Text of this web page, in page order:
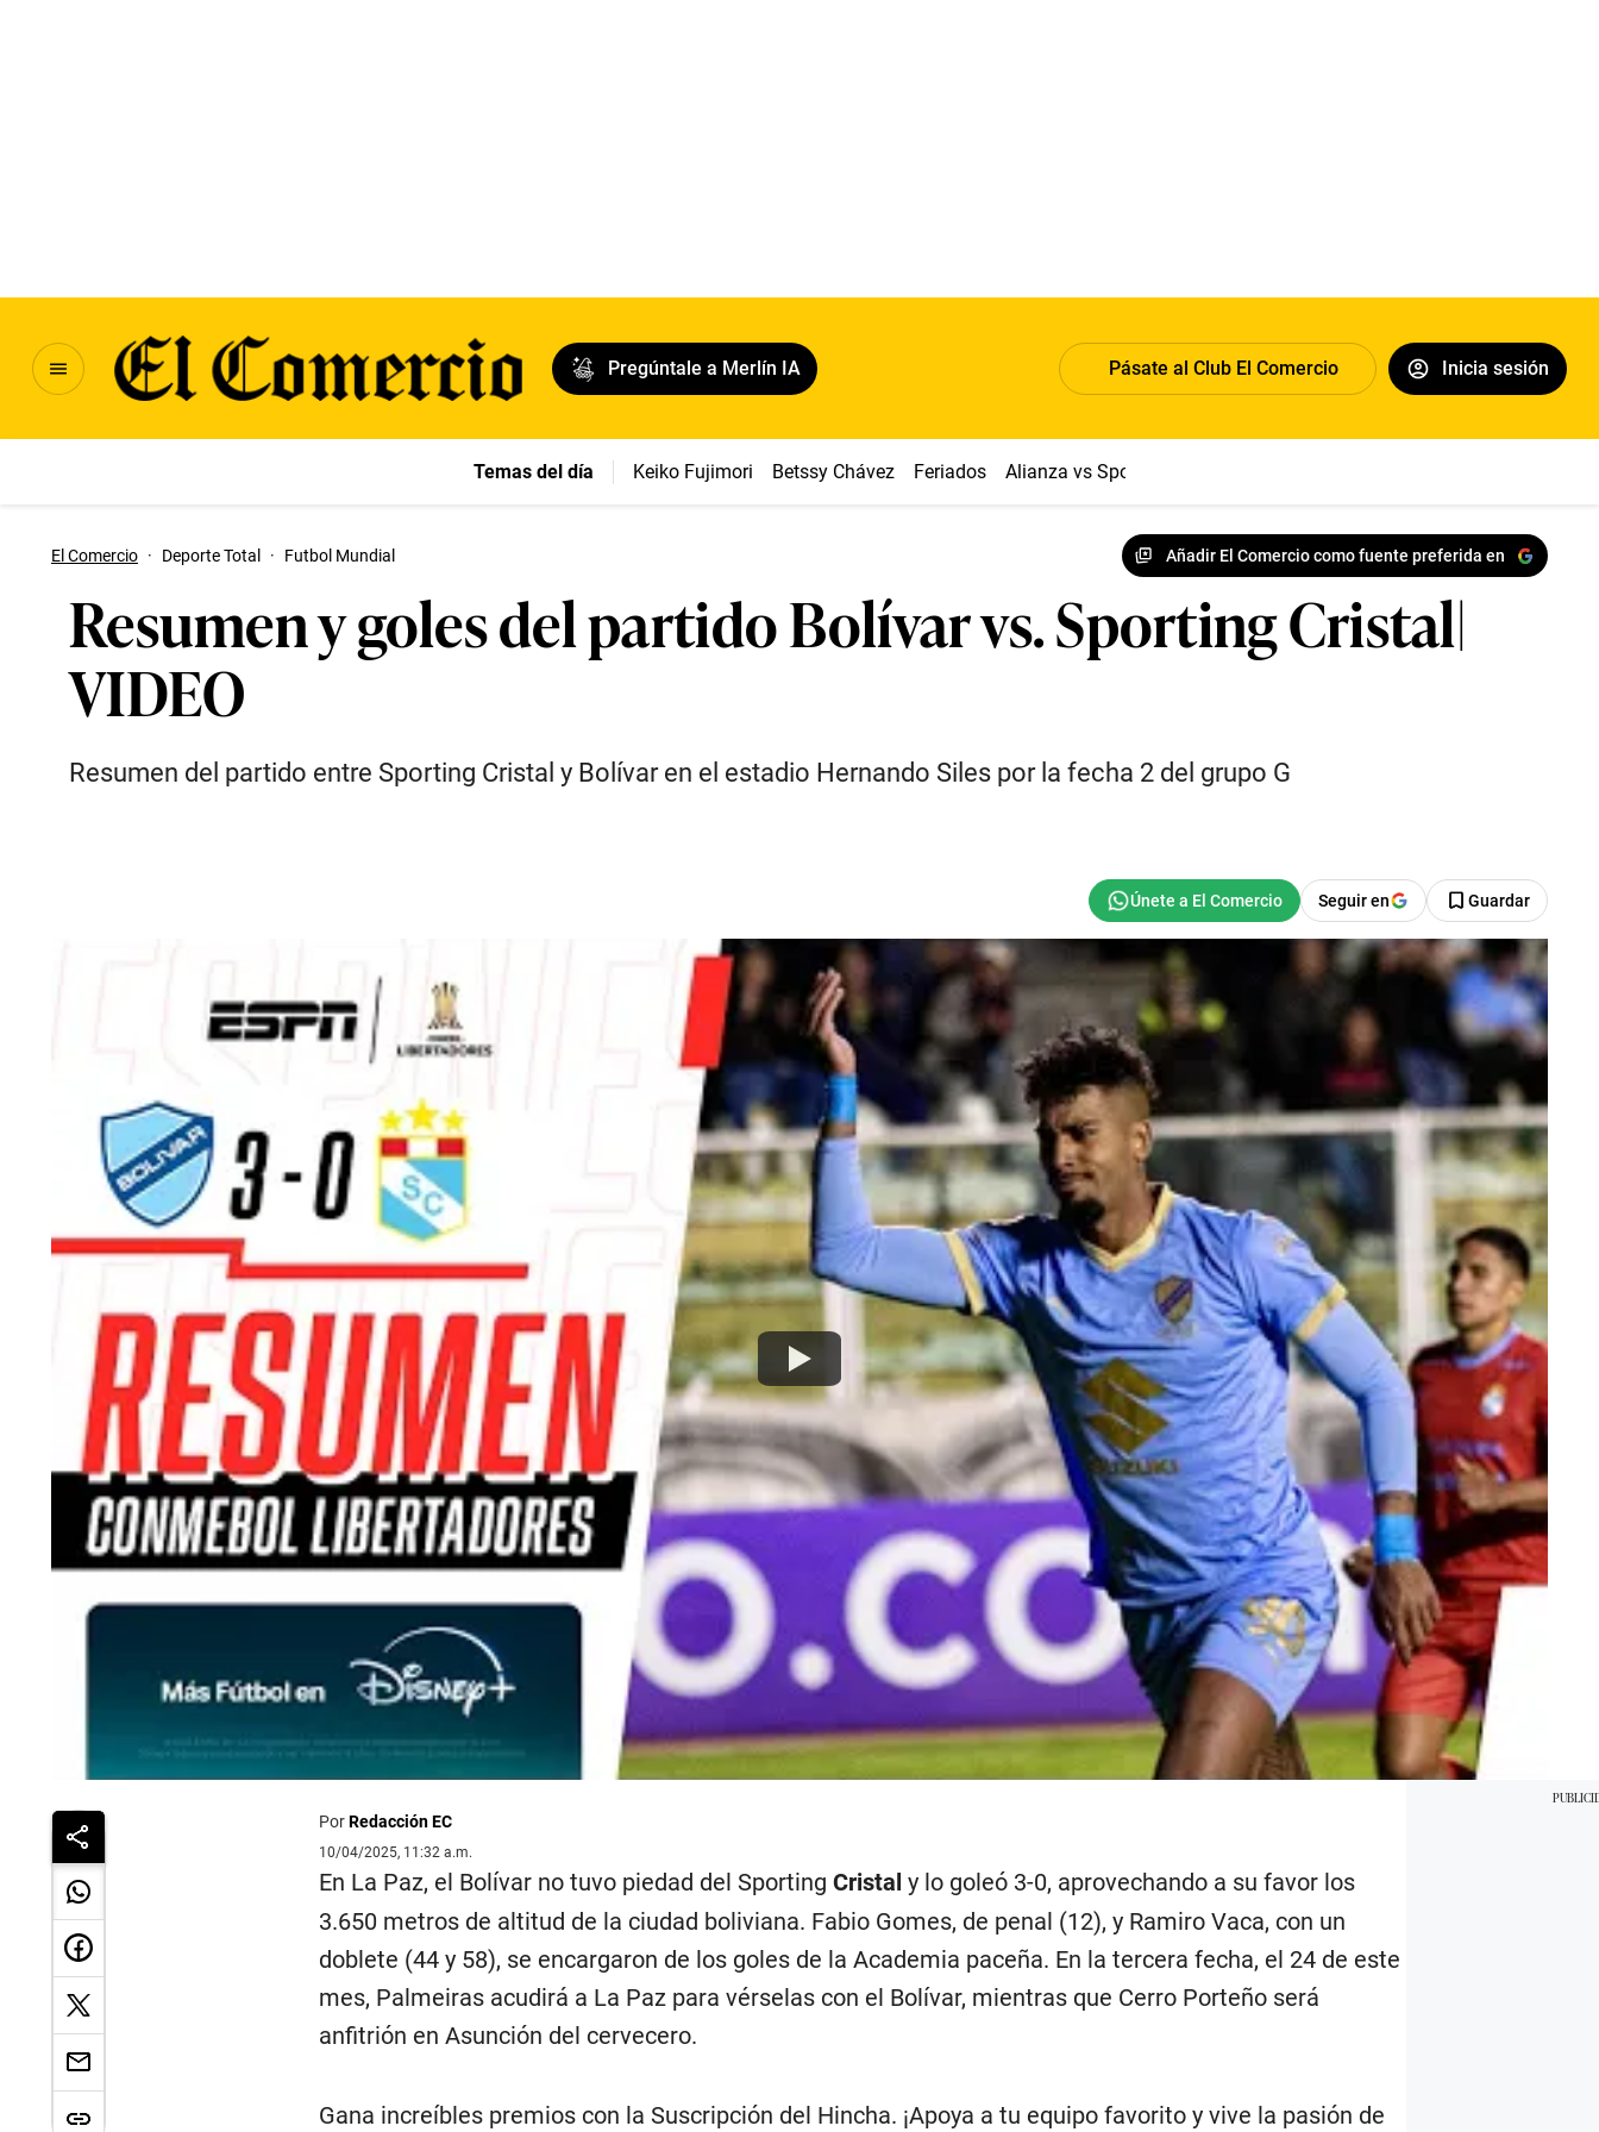
Pregúntale a Merlín IA Pásate al Club El Comercio Inicia sesión
Temas del día Keiko Fujimori Betssy Chávez Feriados Alianza vs Sport Boys
El Comercio · Deporte Total · Futbol Mundial Añadir El Comercio como fuente preferida en
Resumen y goles del partido Bolívar vs. Sporting Cristal|
VIDEO
Resumen del partido entre Sporting Cristal y Bolívar en el estadio Hernando Siles por la fecha 2 del grupo G
Seguir en Guardar
PorRedacción EC
10/04/2025, 11:32 a.m.
En La Paz, el Bolívar no tuvo piedad del Sporting Cristal y lo goleó 3-0, aprovechando a su favor los
3.650 metros de altitud de la ciudad boliviana. Fabio Gomes, de penal (12), y Ramiro Vaca, con un
doblete (44 y 58), se encargaron de los goles de la Academia paceña. En la tercera fecha, el 24 de este
mes, Palmeiras acudirá a La Paz para vérselas con el Bolívar, mientras que Cerro Porteño será
anfitrión en Asunción del cervecero.
Gana increíbles premios con la Suscripción del Hincha. ¡Apoya a tu equipo favorito y vive la pasión de